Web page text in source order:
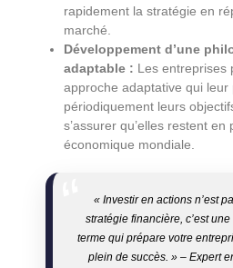
rapidement la stratégie en
marché.
Développement d’une
adaptable : Les entreprises
approche adaptative qui
périodiquement leurs
s’assurer qu’elles restent en
économique mondiale.
« Investir en actions n’est
stratégie financière, c’est
terme qui prépare votre
plein de succès. » – Expert